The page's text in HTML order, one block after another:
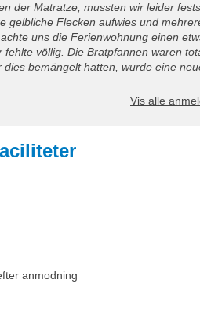
der Matratze, mussten wir leider
gelbliche Flecken aufwies und
uns die Ferienwohnung einen
fehlte völlig. Die Bratpfannen waren
dies bemängelt hatten, wurde eine
Vis alle
anmodning